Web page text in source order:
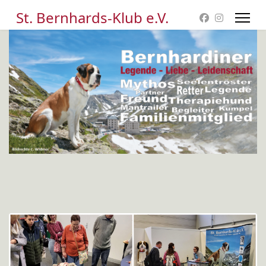
St. Bernhards-Klub e.V.